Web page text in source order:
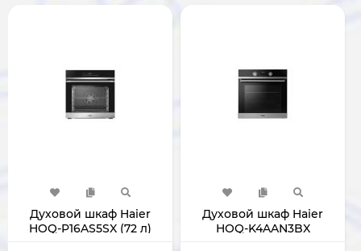
Духовой шкаф Haier
HOQ-P16AS5SX (72 л)
Духовой шкаф Haier
HOQ-K4AAN3BX